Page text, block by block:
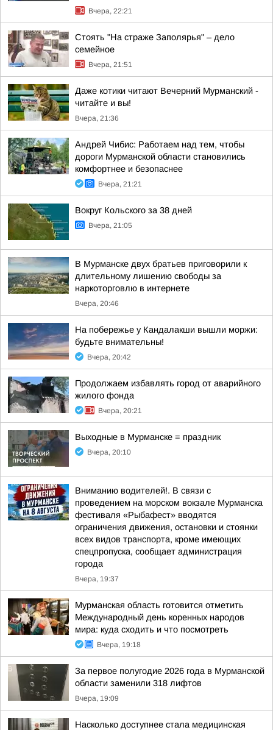
Вчера, 22:21
Стоять "На страже Заполярья" – дело
семейное
Вчера, 21:51
Даже котики читают Вечерний Мурманский -
читайте и вы!
Вчера, 21:36
Андрей Чибис: Работаем над тем, чтобы
дороги Мурманской области становились
комфортнее и безопаснее
Вчера, 21:21
Вокруг Кольского за 38 дней
Вчера, 21:05
В Мурманске двух братьев приговорили к
длительному лишению свободы за
наркоторговлю в интернете
Вчера, 20:46
На побережье у Кандалакши вышли моржи:
будьте внимательны!
Вчера, 20:42
Продолжаем избавлять город от аварийного
жилого фонда
Вчера, 20:21
Выходные в Мурманске = праздник
Вчера, 20:10
Вниманию водителей!. В связи с
проведением на морском вокзале Мурманска
фестиваля «Рыбафест» вводятся
ограничения движения, остановки и стоянки
всех видов транспорта, кроме имеющих
спецпропуска, сообщает администрация
города
Вчера, 19:37
Мурманская область готовится отметить
Международный день коренных народов
мира: куда сходить и что посмотреть
Вчера, 19:18
За первое полугодие 2026 года в Мурманской
области заменили 318 лифтов
Вчера, 19:09
Насколько доступнее стала медицинская